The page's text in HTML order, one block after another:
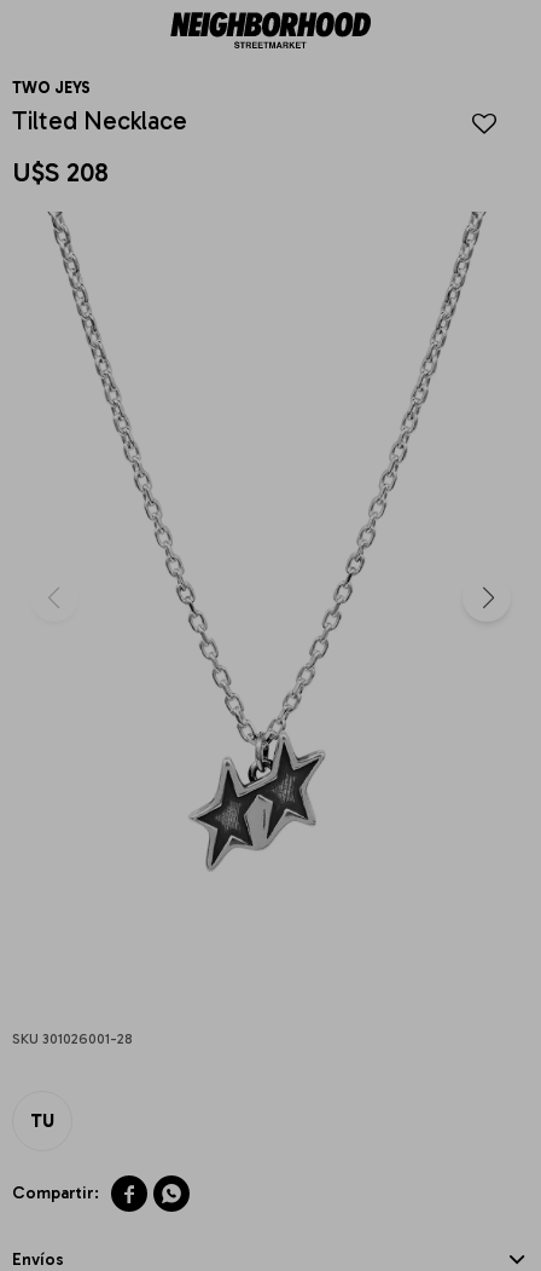
TWO JEYS
Tilted Necklace
U$S 208
301026001-28
TU
 
Envíos